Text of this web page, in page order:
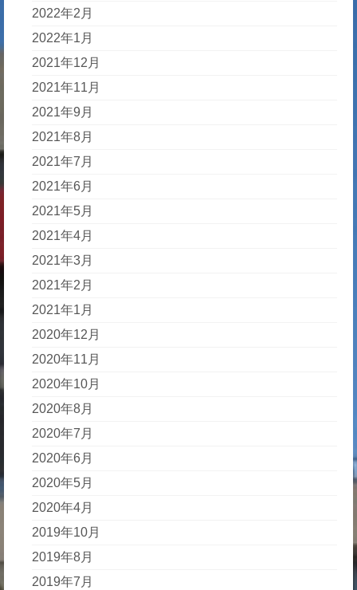
2022年2月
2022年1月
2021年12月
2021年11月
2021年9月
2021年8月
2021年7月
2021年6月
2021年5月
2021年4月
2021年3月
2021年2月
2021年1月
2020年12月
2020年11月
2020年10月
2020年8月
2020年7月
2020年6月
2020年5月
2020年4月
2019年10月
2019年8月
2019年7月